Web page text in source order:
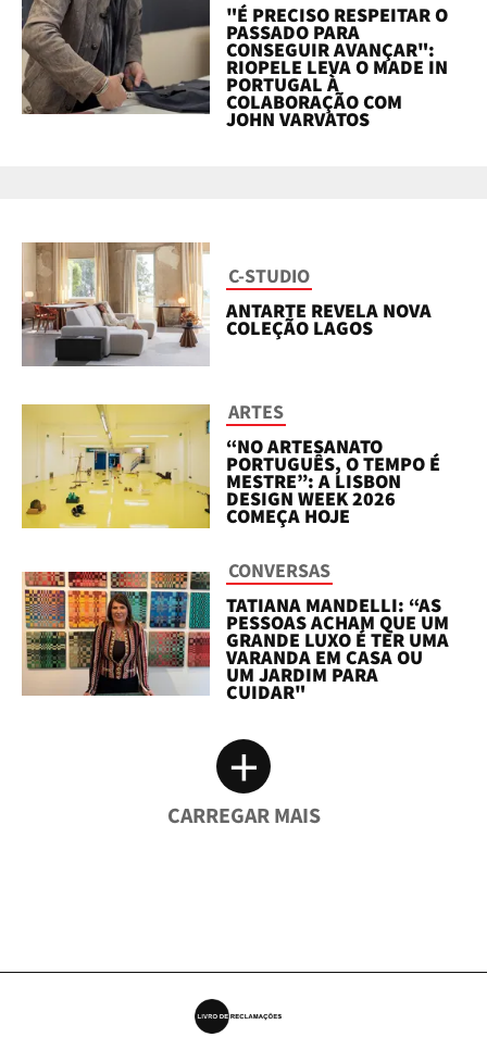
"É PRECISO RESPEITAR O
PASSADO PARA
CONSEGUIR AVANÇAR":
RIOPELE LEVA O MADE IN
PORTUGAL À
COLABORAÇÃO COM
JOHN VARVATOS
C-STUDIO
ANTARTE REVELA NOVA
COLEÇÃO LAGOS
ARTES
“NO ARTESANATO
PORTUGUÊS, O TEMPO É
MESTRE”: A LISBON
DESIGN WEEK 2026
COMEÇA HOJE
CONVERSAS
TATIANA MANDELLI: “AS
PESSOAS ACHAM QUE UM
GRANDE LUXO É TER UMA
VARANDA EM CASA OU
UM JARDIM PARA
CUIDAR"
+
CARREGAR MAIS